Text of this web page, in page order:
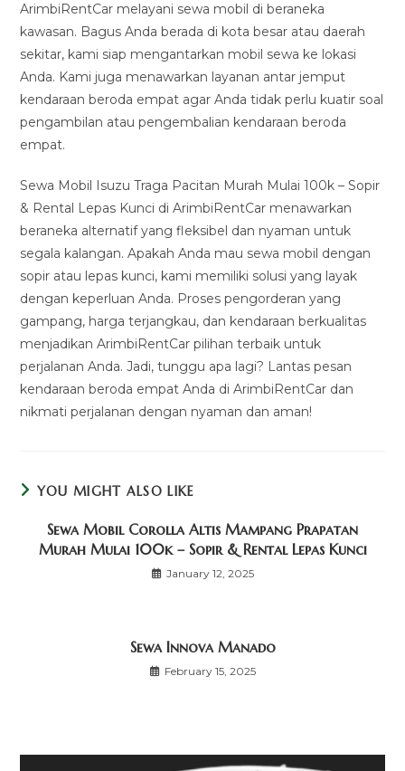
ArimbiRentCar melayani sewa mobil di beraneka
kawasan. Bagus Anda berada di kota besar atau daerah
sekitar, kami siap mengantarkan mobil sewa ke lokasi
Anda. Kami juga menawarkan layanan antar jemput
kendaraan beroda empat agar Anda tidak perlu kuatir soal
pengambilan atau pengembalian kendaraan beroda
empat.
Sewa Mobil Isuzu Traga Pacitan Murah Mulai 100k – Sopir
& Rental Lepas Kunci di ArimbiRentCar menawarkan
beraneka alternatif yang fleksibel dan nyaman untuk
segala kalangan. Apakah Anda mau sewa mobil dengan
sopir atau lepas kunci, kami memiliki solusi yang layak
dengan keperluan Anda. Proses pengorderan yang
gampang, harga terjangkau, dan kendaraan berkualitas
menjadikan ArimbiRentCar pilihan terbaik untuk
perjalanan Anda. Jadi, tunggu apa lagi? Lantas pesan
kendaraan beroda empat Anda di ArimbiRentCar dan
nikmati perjalanan dengan nyaman dan aman!
YOU MIGHT ALSO LIKE
Sewa Mobil Corolla Altis Mampang Prapatan
Murah Mulai 100k – Sopir & Rental Lepas Kunci
January 12, 2025
Sewa Innova Manado
February 15, 2025